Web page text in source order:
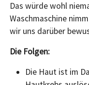
Das würde wohl
Waschmaschine
wir uns darüber
Die Folgen:
Die Haut ist im